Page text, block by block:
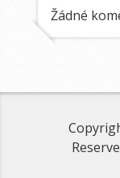
Žádné